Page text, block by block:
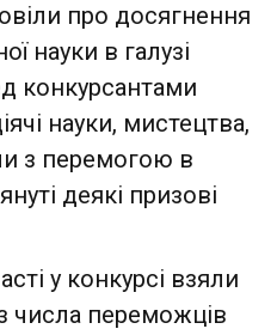
про досягнення
науки в галузі
конкурсантами
науки, мистецтва,
з перемогою в
деякі призові
у конкурсі взяли
числа переможців